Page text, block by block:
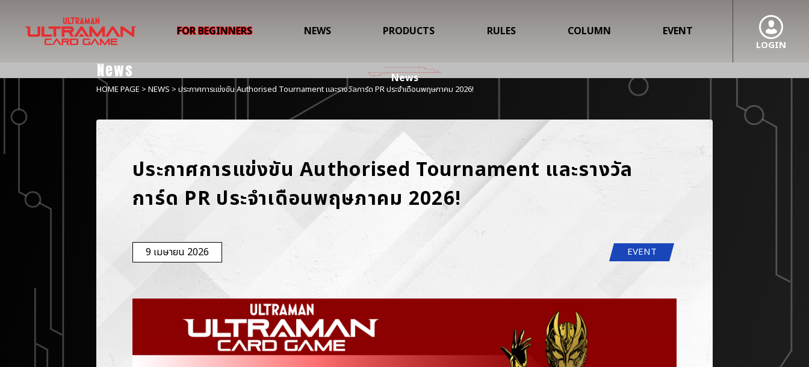
LOGIN
FOR BEGINNERS NEWS PRODUCTS RULES COLUMN EVENT
News News
HOME PAGE > NEWS > ประกาศการแข่งขัน Authorised Tournament และรางวัลการ์ด PR ประจำเดือนพฤษภาคม 2026!
ประกาศการแข่งขัน Authorised Tournament และรางวัล
การ์ด PR ประจำเดือนพฤษภาคม 2026!
9 เมษายน 2026 EVENT